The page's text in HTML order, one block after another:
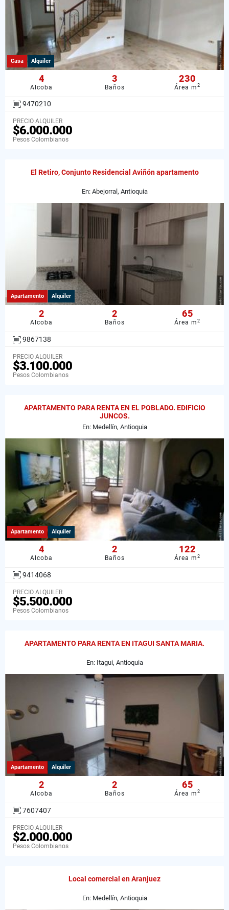
Casa Alquiler
4
Alcoba
3
Baños
230
Área m2
9470210
PRECIO ALQUILER
$6.000.000
Pesos Colombianos
El Retiro, Conjunto Residencial Aviñón apartamento
En: Abejorral, Antioquia
Apartamento Alquiler
2
Alcoba
2
Baños
65
Área m2
9867138
PRECIO ALQUILER
$3.100.000
Pesos Colombianos
APARTAMENTO PARA RENTA EN EL POBLADO. EDIFICIO
JUNCOS.
En: Medellín, Antioquia
Apartamento Alquiler
4
Alcoba
2
Baños
122
Área m2
9414068
PRECIO ALQUILER
$5.500.000
Pesos Colombianos
APARTAMENTO PARA RENTA EN ITAGUI SANTA MARIA.
En: Itagui, Antioquia
Apartamento Alquiler
2
Alcoba
2
Baños
65
Área m2
7607407
PRECIO ALQUILER
$2.000.000
Pesos Colombianos
Local comercial en Aranjuez
En: Medellín, Antioquia